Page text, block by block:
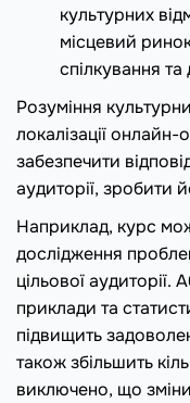
культурних
місцевий
спілкування та
Розуміння
локалізації
забезпечити
аудиторії, зробити
Наприклад, курс
дослідження
цільової
приклади та
підвищить
також збільшить
виключено, що